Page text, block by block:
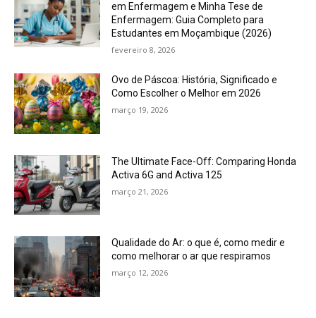
em Enfermagem e Minha Tese de
Enfermagem: Guia Completo para
Estudantes em Moçambique (2026)
fevereiro 8, 2026
Ovo de Páscoa: História, Significado e
Como Escolher o Melhor em 2026
março 19, 2026
The Ultimate Face-Off: Comparing Honda
Activa 6G and Activa 125
março 21, 2026
Qualidade do Ar: o que é, como medir e
como melhorar o ar que respiramos
março 12, 2026